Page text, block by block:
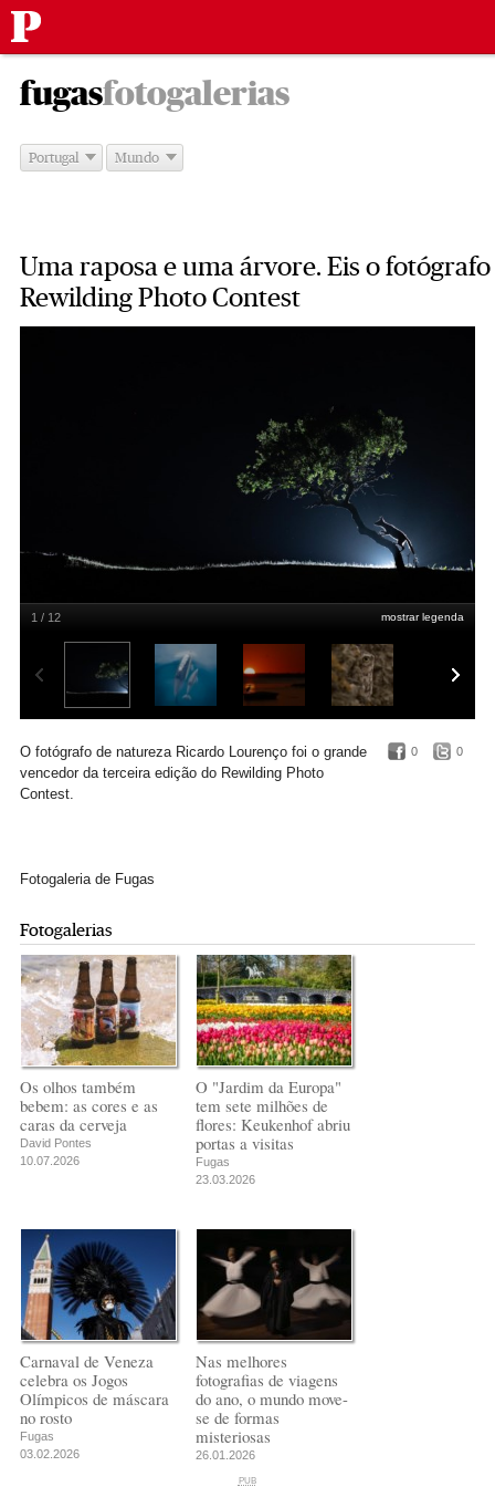
parafugas -
fotogalerias
Portugal Mundo
Uma raposa e uma árvore. Eis o
Rewilding Photo Contest
mostrar legenda
1 / 12
0 0
O fotógrafo de natureza Ricardo Lourenço foi o grande
vencedor da terceira edição do Rewilding Photo
Contest.
Fotogaleria de Fugas
Fotogalerias
Os olhos também
bebem: as cores e as
caras da cerveja
David Pontes
10.07.2026
O "Jardim da Europa"
tem sete milhões de
flores: Keukenhof abriu
portas a visitas
Fugas
23.03.2026
Carnaval de Veneza
celebra os Jogos
Olímpicos de máscara
no rosto
Fugas
03.02.2026
Nas melhores
fotografias de viagens
do ano, o mundo move-
se de formas
misteriosas
26.01.2026
PUB